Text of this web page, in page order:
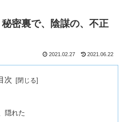
密裏で、陰謀の、不正
2021.02.27 2021.06.22
次
隠れた